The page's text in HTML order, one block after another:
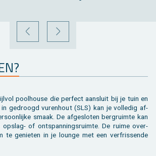
VORIGE VOLGENDE
pool­hou­se die per­fect aan­sluit bij je tuin en
ge­droogd vu­ren­hout (SLS) kan je vol­le­dig af­
smaak. De af­ge­slo­ten berg­ruim­te kan
of ont­span­nings­ruim­te. De ruime over­
te ge­nie­ten in je loun­ge met een ver­fris­sen­de